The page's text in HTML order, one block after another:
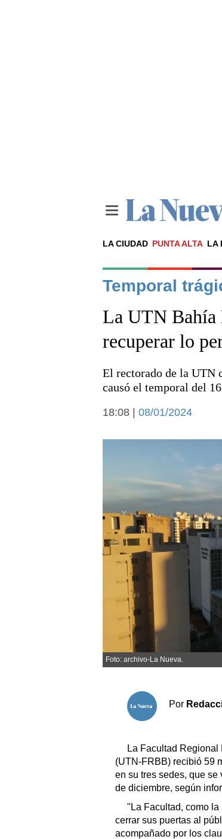
LA CIUDAD PUNTA ALTA LA
Noticias
Deportes
Economía y campo
Sociedad y tiempo libre
El tiempo
Cartón Lleno
Fúnebres
Horóscopo
Suplementos
Temporal
La UTN Bahía
recuperar lo
El rectorado de la UTN
causó el temporal del
18:08 | 08/01/2024
Foto: archivo-La Nueva.
Por
La Facultad
(UTN-FRBB) recibió 59
en su tres sedes, que se
de diciembre, según
"La Facultad, como
cerrar sus puertas al
acompañado por los